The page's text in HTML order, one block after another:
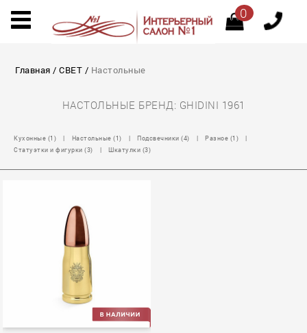
0
Главная /СВЕТ / Настольные
НАСТОЛЬНЫЕ БРЕНД: GHIDINI 1961
Кухонные (1) | Настольные (1) | Подсвечники (4) | Разное (1)
|
Статуэтки и фигурки (3)
| Шкатулки (3)